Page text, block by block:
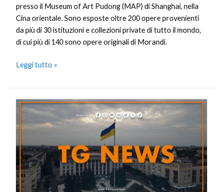
presso il Museum of Art Pudong (MAP) di Shanghai, nella
Cina orientale. Sono esposte oltre 200 opere provenienti
da più di 30 istituzioni e collezioni private di tutto il mondo,
di cui più di 140 sono opere originali di Morandi.
Leggi tutto »
Tg
–